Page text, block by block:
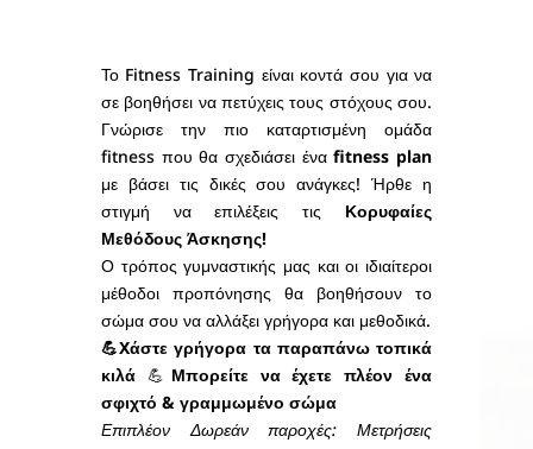
Το Fitness Training είναι κοντά σου για να
σε βοηθήσει να πετύχεις τους στόχους σου.
Γνώρισε την πιο καταρτισμένη ομάδα
fitness που θα σχεδιάσει έναfitness plan
με βάσει τις δικές σου ανάγκες! Ήρθε η
στιγμή να επιλέξεις τις Κορυφαίες
Μεθόδους Άσκησης!
Ο τρόπος γυμναστικής μας και οι ιδιαίτεροι
μέθοδοι προπόνησης θα βοηθήσουν το
σώμα σου να αλλάξει γρήγορα και μεθοδικά.
💪Xάστε γρήγορα τα παραπάνω τοπικά
κιλά 💪 Μπορείτε να έχετε πλέον ένα
σφιχτό & γραμμωμένο σώμα
Επιπλέον Δωρεάν παροχές: Μετρήσεις